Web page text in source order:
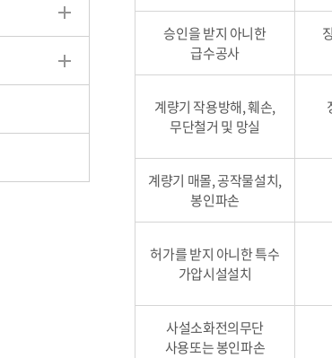
승인을 받지 아니한
급수공사
계량기 작용방해, 훼손,
무단철거 및 망실
계량기 매몰, 공작물설치,
봉인파손
허가를 받지 아니한 특수
가압시설설치
사설소화전의무단
사용또는 봉인파손